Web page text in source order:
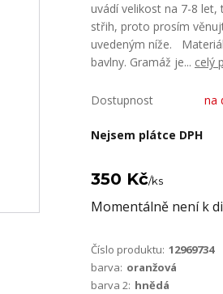
uvádí velikost na 7-8 let,
střih, proto prosím
uvedeným níže.
bavlny. Gramáž je... celý
Dostupnost na
Nejsem plátce DPH
350 Kč/ks
Momentálně není k
Číslo produktu: 12969734
barva: oranžová
barva 2: hnědá